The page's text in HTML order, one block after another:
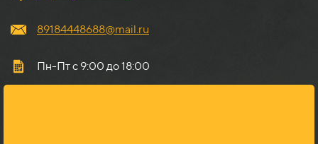
89184448688@mail.ru
Пн-Пт с 9:00 до 18:00